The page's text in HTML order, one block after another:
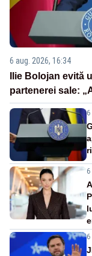
6 aug. 2026, 16:34
Ilie Bolojan evită
partenerei sale:
6
6
6